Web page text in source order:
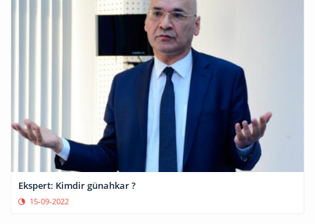
Ekspert: Kimdir günahkar ?
15-09-2022